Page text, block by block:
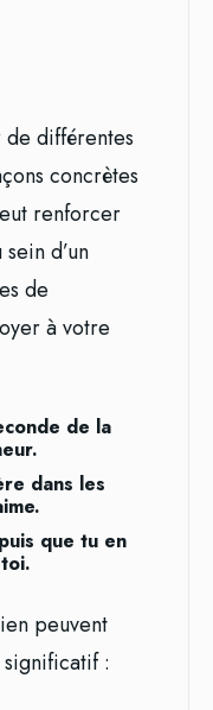
de différentes
concrètes
renforcer
d’un
de
à votre
de la
dans les
que tu en
peuvent
: